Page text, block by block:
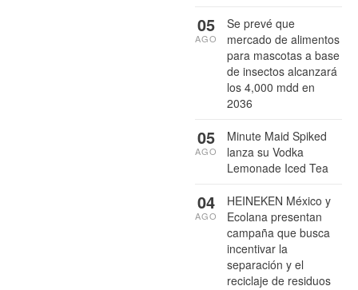
Se prevé que
mercado de alimentos
para mascotas a base
de insectos alcanzará
los 4,000 mdd en
2036
05
AGO
Minute Maid Spiked
lanza su Vodka
Lemonade Iced Tea
05
AGO
HEINEKEN México y
Ecolana presentan
campaña que busca
incentivar la
separación y el
reciclaje de residuos
04
AGO